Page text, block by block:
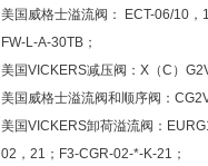
美国威格士溢流阀： ECT-06/10
FW-L-A-30TB；
美国VICKERS减压阀：X（C）
美国威格士溢流阀和顺序阀：
美国VICKERS卸荷溢流阀：
02，21；F3-CGR-02-*-K-21；